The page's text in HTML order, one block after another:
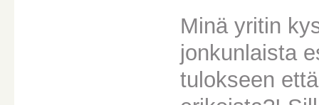
Minä yritin
jonkunlaista
tulokseen